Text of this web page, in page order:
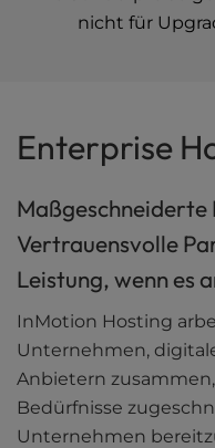
nicht für
Enterprise
Vertrauensvolle
Leistung, wenn es
InMotion Hosting
Unternehmen,
Anbietern
Bedürfnisse
Unternehmen